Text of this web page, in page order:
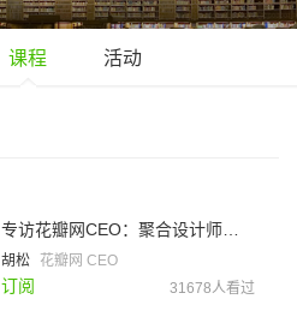
课程 活动
胡松 花瓣网 CEO
订阅 31678人看过